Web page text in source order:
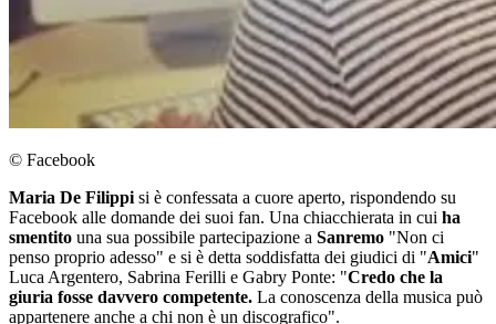
© Facebook
Maria De Filippi si è confessata a cuore aperto, rispondendo su
Facebook alle domande dei suoi fan. Una chiacchierata in cui ha
smentito una sua possibile partecipazione a Sanremo "Non ci
penso proprio adesso" e si è detta soddisfatta dei giudici di "Amici"
Luca Argentero, Sabrina Ferilli e Gabry Ponte: "Credo che la
giuria fosse davvero competente. La conoscenza della musica può
appartenere anche a chi non è un discografico".